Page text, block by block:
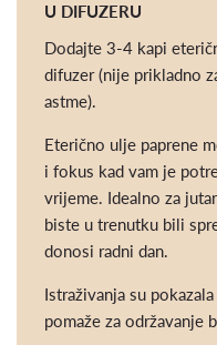
U DIFUZERU
Dodajte 3-4 kapi
difuzer (nije prikladno
astme).
Eterično ulje paprene
i fokus kad vam je
vrijeme. Idealno za
biste u trenutku bili
donosi radni dan.
Istraživanja su
pomaže za održavanje